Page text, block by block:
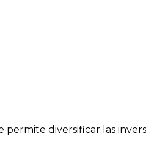
diversificar las